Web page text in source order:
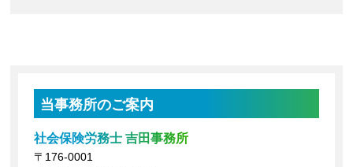
当事務所のご案内
社会保険労務士 吉田事務所
〒176-0001